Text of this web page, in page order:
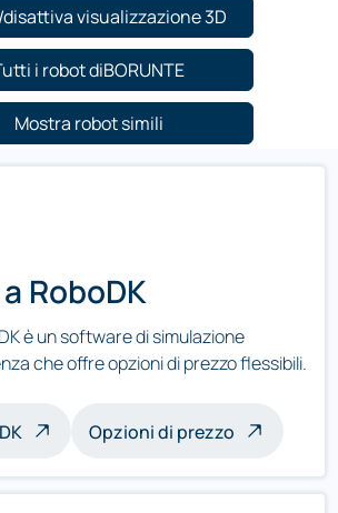
visualizzazione 3D
i robot diBORUNTE
Mostra robot simili
RoboDK
è un software di simulazione
che offre opzioni di prezzo flessibili.
Opzioni di prezzo